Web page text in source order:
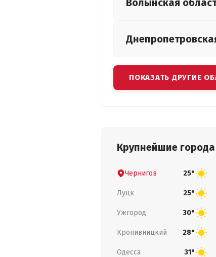
Волынская
ПОКАЗАТЬ ДРУГИЕ
Крупнейшие
Чернигов 25°
Луцк 25°
Ужгород 30°
Кропивницкий 28°
Одесса 31°